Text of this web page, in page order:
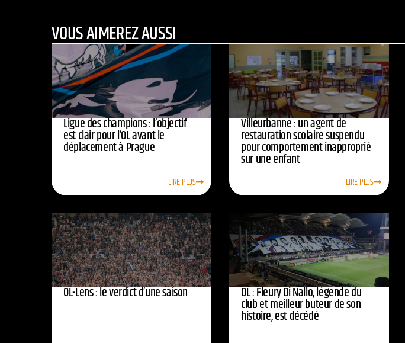
VOUS AIMEREZ AUSSI
Ligue des champions : l’objectif
est clair pour l’OL avant le
déplacement à Prague
LIRE PLUS
Villeurbanne : un agent de
restauration scolaire suspendu
pour comportement inapproprié
sur une enfant
LIRE PLUS
OL-Lens : le verdict d’une saison OL : Fleury Di Nallo, légende du
club et meilleur buteur de son
histoire, est décédé